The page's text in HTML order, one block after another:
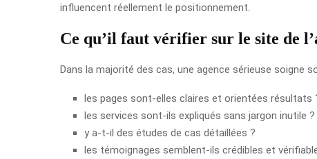
influencent réellement le positionnement.
Ce qu’il faut vérifier sur le site de
Dans la majorité des cas, une agence sérieuse soigne
les pages sont-elles claires et orientées résultats
les services sont-ils expliqués sans jargon inutile ?
y a-t-il des études de cas détaillées ?
les témoignages semblent-ils crédibles et